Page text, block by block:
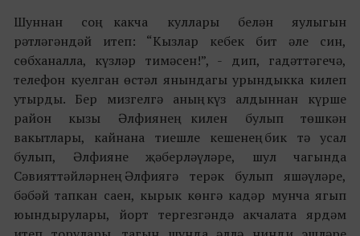
Шуннан соң какча куллары белән яулыгын
рәтләгәндәй итеп: “Кызлар кебек бит әле син,
сөбханалла, күзләр тимәсен!”, - дип, гадәттәгечә,
телефон куелган өстәл янындагы урындыкка килеп
утырды. Бер мизгелгә аның күз алдыннан күрше
район кызы Әлфиянең килен булып төшкән
вакытлары, кайнана тиешле кешенең бик тә усал
булып, Әлфияне җәберләүләре, шул чагында
Сәвияттәйләрнең Әлфиягә терәк булып яшәүләре,
бәбәй тапкан саен, кырык көнгә кадәр мунча ягып
юындырулары, йорт тергезгәндә акчалата ярдәм